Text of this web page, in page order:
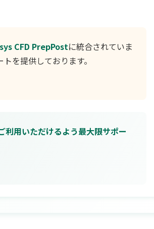
CFD PrepPostに統合されていま
を提供しております。
利用いただけるよう最大限サポー